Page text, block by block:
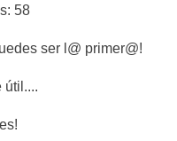
58
ser l@ primer@!
útil....